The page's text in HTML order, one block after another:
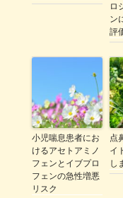
ロ
ン
評
小児喘息患者にお
けるアセトアミノ
フェンとイブプロ
フェンの急性増悪
リスク
点
イ
し